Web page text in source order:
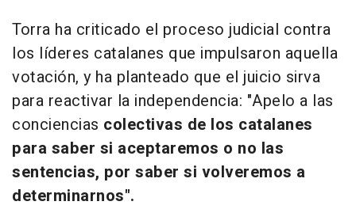
Torra ha criticado el proceso judicial contra
los líderes catalanes que impulsaron aquella
votación, y ha planteado que el juicio sirva
para reactivar la independencia: "Apelo a las
conciencias colectivas de los catalanes
para saber si aceptaremos o no las
sentencias, por saber si volveremos a
determinarnos".